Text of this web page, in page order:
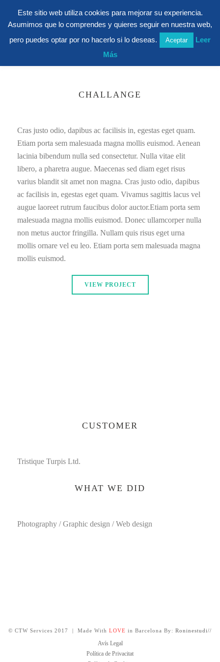
CHALLANGE
Cras justo odio, dapibus ac facilisis in, egestas eget quam.
Etiam porta sem malesuada magna mollis euismod. Aenean
lacinia bibendum nulla sed consectetur. Nulla vitae elit
libero, a pharetra augue. Maecenas sed diam eget risus
varius blandit sit amet non magna. Cras justo odio, dapibus
ac facilisis in, egestas eget quam. Vivamus sagittis lacus vel
augue laoreet rutrum faucibus dolor auctor.Etiam porta sem
malesuada magna mollis euismod. Donec ullamcorper nulla
non metus auctor fringilla. Nullam quis risus eget urna
mollis ornare vel eu leo. Etiam porta sem malesuada magna
mollis euismod.
VIEW PROJECT
CUSTOMER
Tristique Turpis Ltd.
WHAT WE DID
Photography / Graphic design / Web design
© CTW Services 2017 | Made With LOVE in Barcelona By: Roninestudi//
Avís Legal
Política de Privacitat
Este sitio web utiliza cookies para mejorar su experiencia.
Asumimos que lo comprendes y quieres seguir en nuestra web,
pero puedes optar por no hacerlo si lo deseas.
Aceptar
Leer
Más